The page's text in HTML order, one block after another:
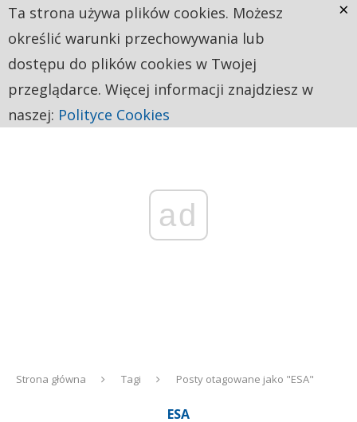
ad
Strona główna Tagi Posty otagowane jako "ESA"
ESA
Ta strona używa plików cookies. Możesz
określić warunki przechowywania lub
dostępu do plików cookies w Twojej
przeglądarce. Więcej informacji znajdziesz w
naszej: Polityce Cookies
×